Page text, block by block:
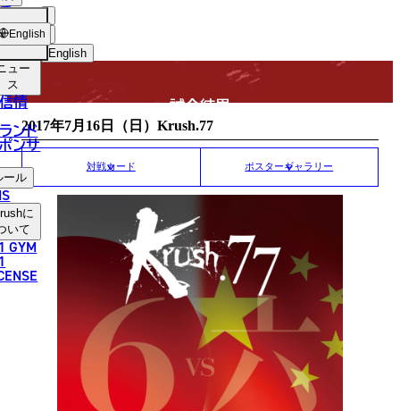
English
한국어
中文（繁體）
ไทย
العربية
ョッ
プ
ュー
ス
情
ンド
ンサ
ール
に
いて
GYM
English MATCH RESULT
試合結果
2017年7月16日（日）Krush.77
対戦カード ポスターギャラリー